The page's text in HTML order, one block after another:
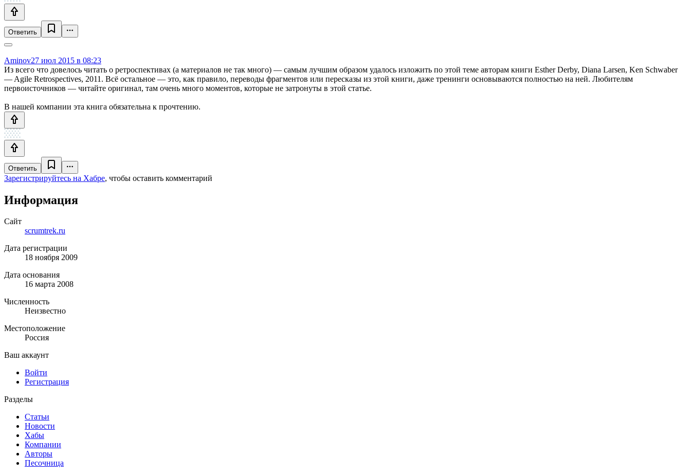
Ответить
Aminov27 июл 2015 в 08:23
Из всего что довелось читать о ретроспективах (а материалов не так много) — самым лучшим образом удалось изложить по этой теме авторам книги Esther Derby, Diana Larsen, Ken Schwaber
— Agile Retrospectives, 2011. Всё остальное — это, как правило, переводы фрагментов или пересказы из этой книги, даже тренинги основываются полностью на ней. Любителям
первоисточников — читайте оригинал, там очень много моментов, которые не затронуты в этой статье.
В нашей компании эта книга обязательна к прочтению.
Ответить
Зарегистрируйтесь на Хабре, чтобы оставить комментарий
Информация
Сайт
scrumtrek.ru
Дата регистрации
18 ноября 2009
Дата основания
16 марта 2008
Численность
Неизвестно
Местоположение
Россия
Ваш аккаунт
Войти
Регистрация
Разделы
Статьи
Новости
Хабы
Компании
Авторы
Песочница